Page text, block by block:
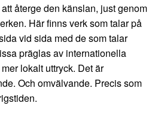
återge den känslan, just genom
Här finns verk som talar på
vid sida med de som talar
präglas av internationella
lokalt uttryck. Det är
Och omvälvande. Precis som